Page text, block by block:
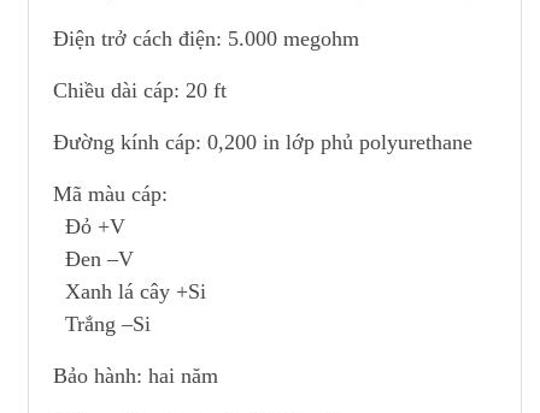
Điện trở cách điện: 5.000 megohm
Chiều dài cáp: 20 ft
Đường kính cáp: 0,200 in lớp phủ polyurethane
Mã màu cáp:
Đỏ +V
Đen –V
Xanh lá cây +Si
Trắng –Si
Bảo hành: hai năm